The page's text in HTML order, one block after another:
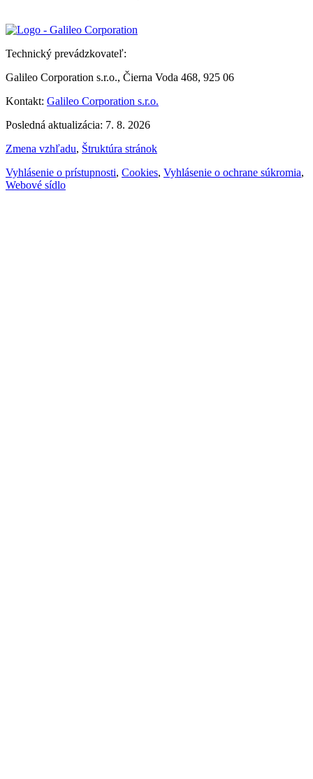
Technický prevádzkovateľ:
Galileo Corporation s.r.o., Čierna Voda 468, 925 06
Kontakt: Galileo Corporation s.r.o.
Posledná aktualizácia: 7. 8. 2026
Zmena vzhľadu, Štruktúra stránok
Vyhlásenie o prístupnosti, Cookies, Vyhlásenie o ochrane súkromia,
Webové sídlo